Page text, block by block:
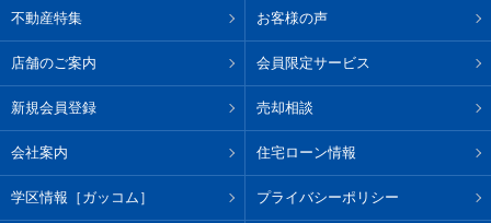
不動産特集 お客様の声
店舗のご案内 会員限定サービス
新規会員登録 売却相談
会社案内 住宅ローン情報
学区情報［ガッコム］ プライバシーポリシー